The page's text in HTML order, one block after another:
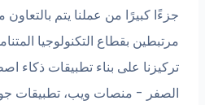
كبيرًا من عملنا يتم بالتعاون مع
بقطاع التكنولوجيا المتنامي في
على بناء تطبيقات ذكاء
- منصات ويب، تطبيقات جوال،